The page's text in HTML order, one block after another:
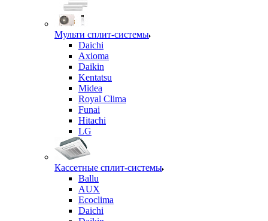
Мульти сплит-системы
Daichi
Axioma
Daikin
Kentatsu
Midea
Royal Clima
Funai
Hitachi
LG
Кассетные сплит-системы
Ballu
AUX
Ecoclima
Daichi